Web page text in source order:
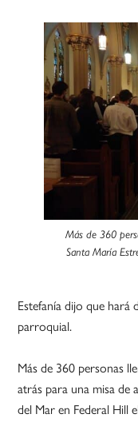
Más de 360
Santa María
Estefanía dijo que hará
parroquial.
Más de 360 personas
atrás para una misa de
del Mar en Federal Hill